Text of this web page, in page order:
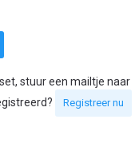
stuur een mailtje naar
Registreer nu